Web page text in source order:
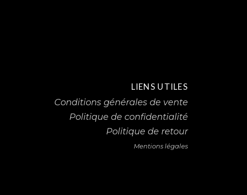
LIENS UTILES
Conditions générales de vente
Politique de confidentialité
Politique de retour
Mentions légales